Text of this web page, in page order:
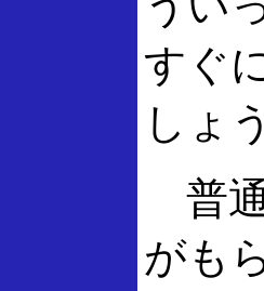
すぐ
しょ
普
がも